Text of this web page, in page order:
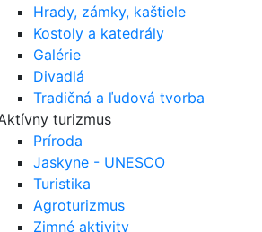
Hrady, zámky, kaštiele
Kostoly a katedrály
Galérie
Divadlá
Tradičná a ľudová tvorba
turizmus
Príroda
Jaskyne - UNESCO
Turistika
Agroturizmus
Zimné aktivity